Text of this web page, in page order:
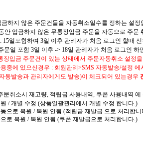
금하지 않은 주문건들을 자동취소일수를 정하는 설정
입금하지 않은 무통장입금 주문을 자동으로 주문
포함하여 3일 이후 관리자가 처음 로그인 할때 신
포함 3일 이후 -> 18일 관리자가 처음 로그인 하
장입금 주문건이 있는 상태에서 주문자동취소 설정
에 있으신경우 : 회원관리>SMS 자동발송/설정 에
발송과 관리자에게도 발송)이 체크되어 있는경우
문취소시 재고량, 적립금 사용내역, 쿠폰 사용내역
/ 개별 수정 (상품일괄관리에서 개별 수정 합니다.)
로 복원 / 복원 안됨 (적립금 재발급 으로 처리합니
복원 / 복원 안됨 (쿠폰 재발급으로 처리합니다.)